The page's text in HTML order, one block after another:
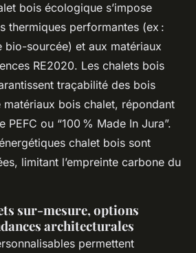
bois écologique s’impose
thermiques performantes (ex :
bio-sourcée) et aux matériaux
RE2020. Les chalets bois
traçabilité des bois
bois chalet, répondant
PEFC ou “100 % Made In Jura”.
chalet bois sont
limitant l’empreinte carbone du
sur-mesure, options
architecturales
permettent